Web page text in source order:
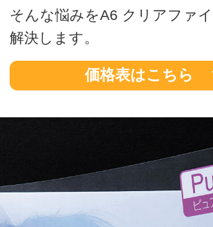
■加工：抜き・溶着
■荷姿：2,000枚／箱
※PPシートへの印刷は、お手持ちのプリン
ターやディスプレイとの発色の違いがあり